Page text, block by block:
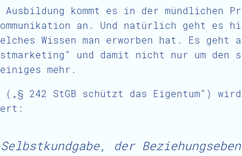
kommt es in der mündlichen
an. Und natürlich geht es
Wissen man erworben hat. Es geht
und damit nicht nur um den
mehr.
(„§ 242 StGB schützt das Eigentum“)
der